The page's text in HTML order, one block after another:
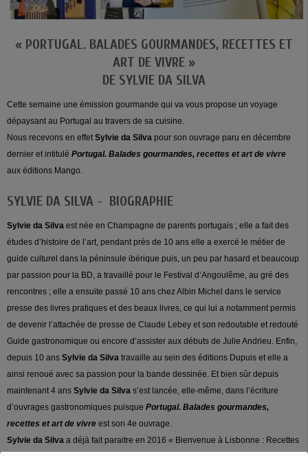
« PORTUGAL. BALADES GOURMANDES, RECETTES ET
ART DE VIVRE »
DE SYLVIE DA SILVA
Cette semaine une émission gourmande qui va vous propose un voyage
dépaysant au Portugal au travers de sa cuisine.
Nous recevons en effet Sylvie da Silva pour son ouvrage paru en décembre
dernier et intitulé Portugal. Balades gourmandes, recettes et art de vivre
aux éditions Mango.
SYLVIE DA SILVA - BIOGRAPHIE
Sylvie da Silva est née en Champagne de parents portugais ; elle a fait des
études d’histoire de l’art, pendant près de 10 ans elle a exercé le métier de
guide culturel dans la péninsule ibérique puis, un peu par hasard et beaucoup
par passion pour la BD, a travaillé pour le Festival d’Angoulême, au gré des
rencontres ; elle a ensuite passé 10 ans chez Albin Michel dans le service
presse des livres pratiques et des beaux livres, ce qui lui a notamment permis
de devenir l’attachée de presse de Claude Lebey et son redoutable et redouté
Guide gastronomique ou encore d’assister aux débuts de Julie Andrieu. Enfin,
depuis 10 ans Sylvie da Silva travaille au sein des éditions Dupuis et elle a
ainsi renoué avec sa passion pour la bande dessinée. Et bien sûr depuis
maintenant 4 ans Sylvie da Silva s’est lancée, elle-même, dans l’écriture
d’ouvrages gastronomiques puisque Portugal. Balades gourmandes,
recettes et art de vivre est son 4e ouvrage.
Sylvie da Silva a déjà fait paraitre en 2016 « Bienvenue à Lisbonne : Recettes